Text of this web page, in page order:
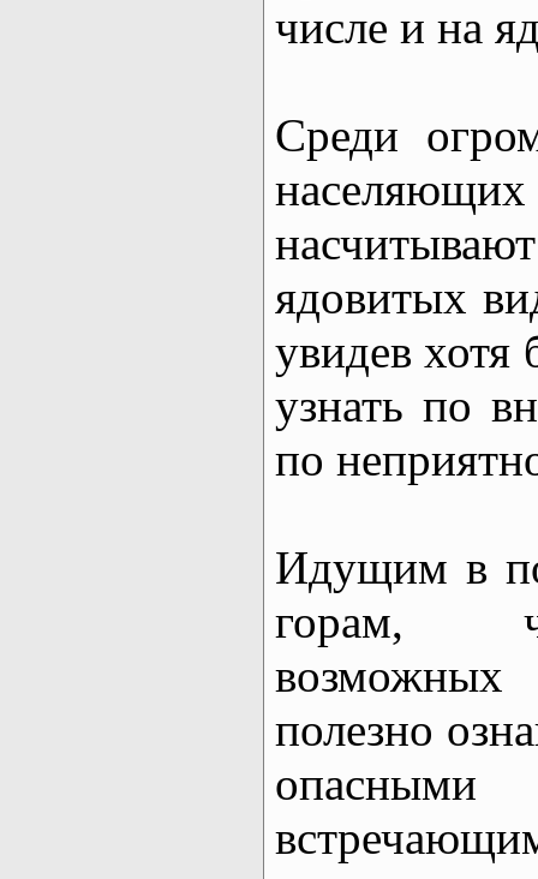
числе и на
Среди
ядовитых
увидев
узнать по
по
Идущим в
горам,
полезно